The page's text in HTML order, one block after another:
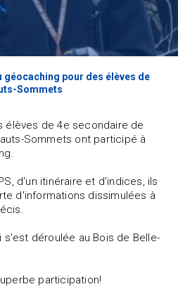
géocaching pour des élèves de
Sommets
élèves de 4e secondaire de
Sommets ont participé à
d'un itinéraire et d'indices, ils
d'informations dissimulées à
déroulée au Bois de Belle-
participation!